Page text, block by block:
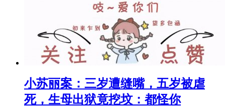
​小苏丽案：三岁遭缝嘴，五岁被虐
死，生母出狱竟挖坟：都怪你